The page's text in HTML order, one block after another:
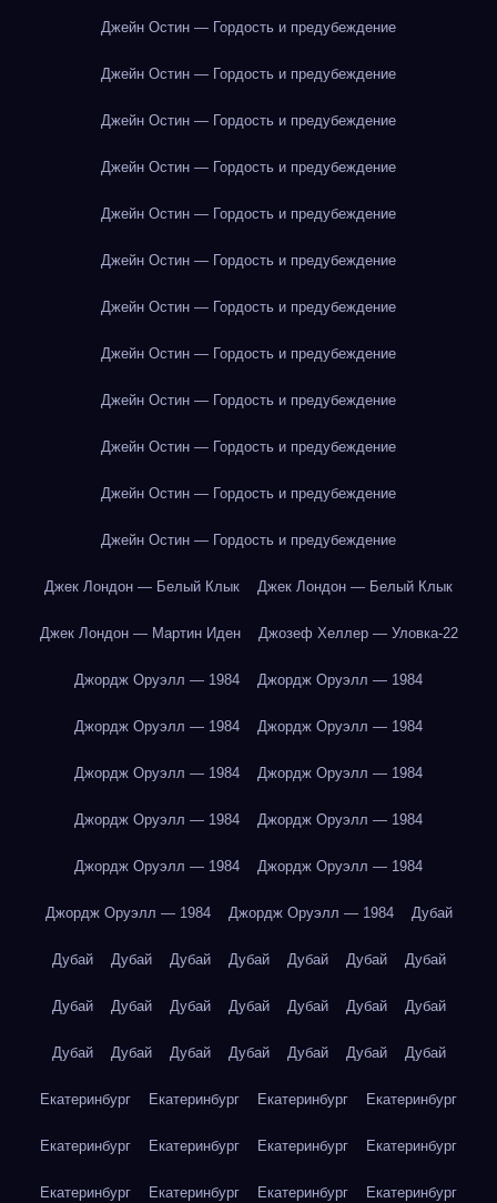
Джейн Остин — Гордость и предубеждение
Джейн Остин — Гордость и предубеждение
Джейн Остин — Гордость и предубеждение
Джейн Остин — Гордость и предубеждение
Джейн Остин — Гордость и предубеждение
Джейн Остин — Гордость и предубеждение
Джейн Остин — Гордость и предубеждение
Джейн Остин — Гордость и предубеждение
Джейн Остин — Гордость и предубеждение
Джейн Остин — Гордость и предубеждение
Джейн Остин — Гордость и предубеждение
Джейн Остин — Гордость и предубеждение
Джек Лондон — Белый Клык Джек Лондон — Белый Клык
Джек Лондон — Мартин Иден Джозеф Хеллер — Уловка-22
Джордж Оруэлл — 1984 Джордж Оруэлл — 1984
Джордж Оруэлл — 1984 Джордж Оруэлл — 1984
Джордж Оруэлл — 1984 Джордж Оруэлл — 1984
Джордж Оруэлл — 1984 Джордж Оруэлл — 1984
Джордж Оруэлл — 1984 Джордж Оруэлл — 1984
Джордж Оруэлл — 1984 Джордж Оруэлл — 1984 Дубай
Дубай Дубай Дубай Дубай Дубай Дубай Дубай
Дубай Дубай Дубай Дубай Дубай Дубай Дубай
Дубай Дубай Дубай Дубай Дубай Дубай Дубай
Екатеринбург Екатеринбург Екатеринбург Екатеринбург
Екатеринбург Екатеринбург Екатеринбург Екатеринбург
Екатеринбург Екатеринбург Екатеринбург Екатеринбург